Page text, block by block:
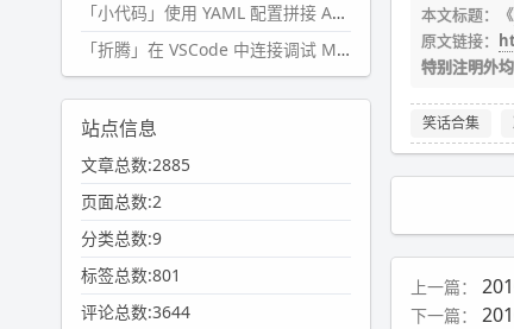
本文标题：《
原文链接：
特别注明外
笑话合集
上一篇：
下一篇：
「小代码」使用 YAML 配置拼接 AI 提示词，随机及条件语句
「折腾」在 VSCode 中连接调试 Microsoft Edge
站点信息
文章总数:2885
页面总数:2
分类总数:9
标签总数:801
评论总数:3644